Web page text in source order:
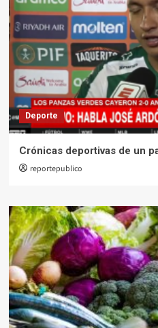
Deporte
Crónicas deportivas de un
reportepublico